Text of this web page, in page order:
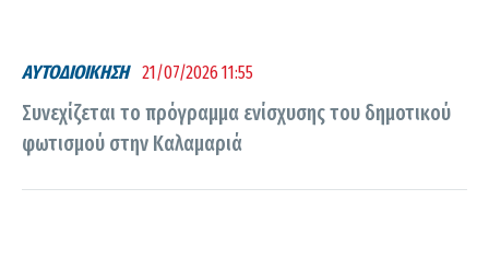
ΑΥΤΟΔΙΟΙΚΗΣΗ 21/07/2026 11:55
Συνεχίζεται το πρόγραμμα ενίσχυσης του δημοτικού
φωτισμού στην Καλαμαριά